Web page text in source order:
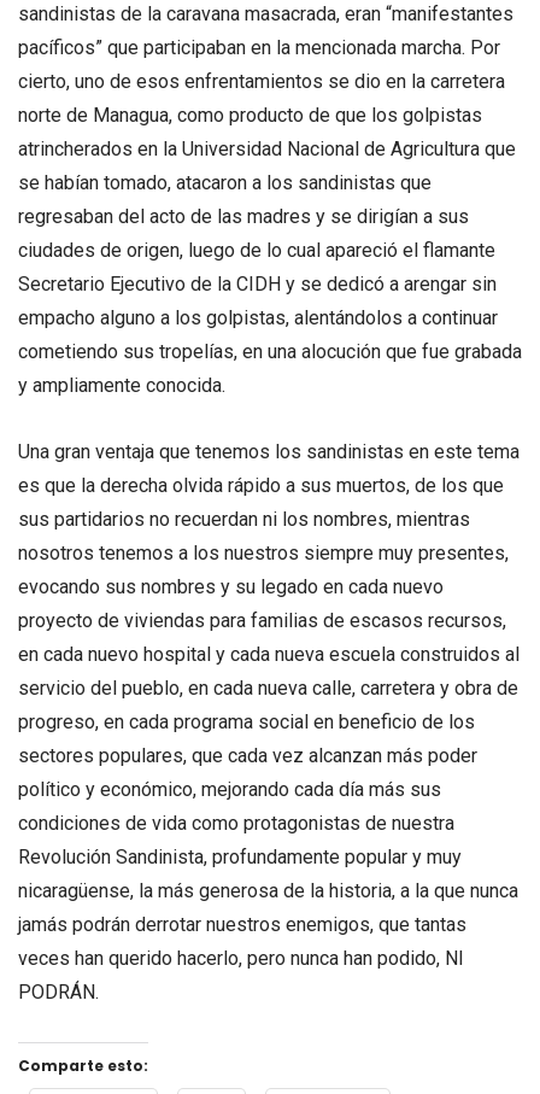
sandinistas de la caravana masacrada, eran “manifestantes
pacíficos” que participaban en la mencionada marcha. Por
cierto, uno de esos enfrentamientos se dio en la carretera
norte de Managua, como producto de que los golpistas
atrincherados en la Universidad Nacional de Agricultura que
se habían tomado, atacaron a los sandinistas que
regresaban del acto de las madres y se dirigían a sus
ciudades de origen, luego de lo cual apareció el flamante
Secretario Ejecutivo de la CIDH y se dedicó a arengar sin
empacho alguno a los golpistas, alentándolos a continuar
cometiendo sus tropelías, en una alocución que fue grabada
y ampliamente conocida.
Una gran ventaja que tenemos los sandinistas en este tema
es que la derecha olvida rápido a sus muertos, de los que
sus partidarios no recuerdan ni los nombres, mientras
nosotros tenemos a los nuestros siempre muy presentes,
evocando sus nombres y su legado en cada nuevo
proyecto de viviendas para familias de escasos recursos,
en cada nuevo hospital y cada nueva escuela construidos al
servicio del pueblo, en cada nueva calle, carretera y obra de
progreso, en cada programa social en beneficio de los
sectores populares, que cada vez alcanzan más poder
político y económico, mejorando cada día más sus
condiciones de vida como protagonistas de nuestra
Revolución Sandinista, profundamente popular y muy
nicaragüense, la más generosa de la historia, a la que nunca
jamás podrán derrotar nuestros enemigos, que tantas
veces han querido hacerlo, pero nunca han podido, NI
PODRÁN.
Comparte esto: